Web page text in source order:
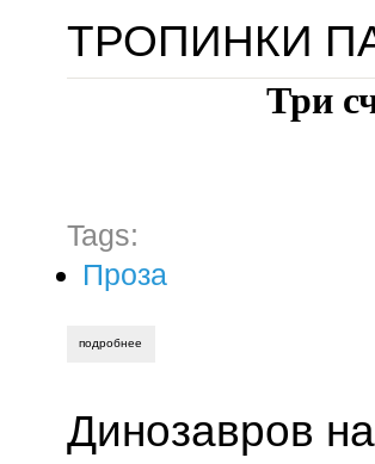
ТРОПИНКИ
Три
Tags:
Проза
подробнее
Динозавров